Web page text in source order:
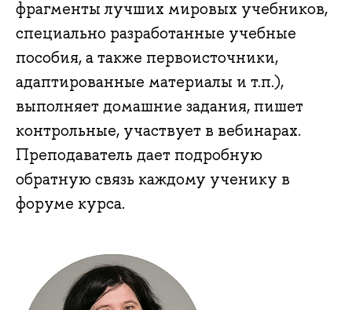
фрагменты лучших мировых учебников,
специально разработанные учебные
пособия, а также первоисточники,
адаптированные материалы и т.п.),
выполняет домашние задания, пишет
контрольные, участвует в вебинарах.
Преподаватель дает подробную
обратную связь каждому ученику в
форуме курса.